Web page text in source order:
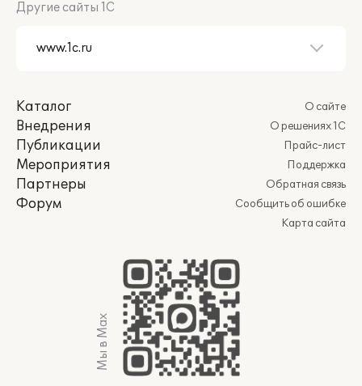
Другие сайты 1С
Каталог
Внедрения
Публикации
Мероприятия
Партнеры
Форум
О сайте
О решениях 1С
Прайс-лист
Поддержка
Обратная связь
Сообщить об ошибке
Карта сайта
Мы в Max